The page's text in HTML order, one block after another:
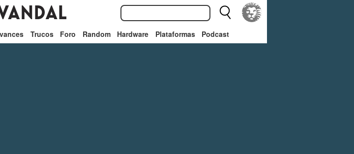
Trucos Foro Random Hardware Plataformas Podcast